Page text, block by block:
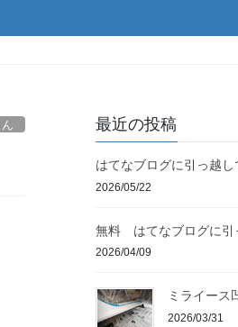
最近の投稿
はてなブログに引っ越し
2026/05/22
無料 はてなブログに引
2026/04/09
ミライース
2026/03/31